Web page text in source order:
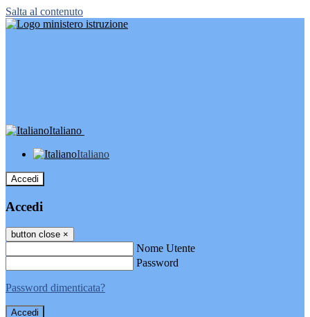
Salta al contenuto
Italiano
Italiano
Accedi
Accedi
button close ×
Nome Utente
Password
Password dimenticata?